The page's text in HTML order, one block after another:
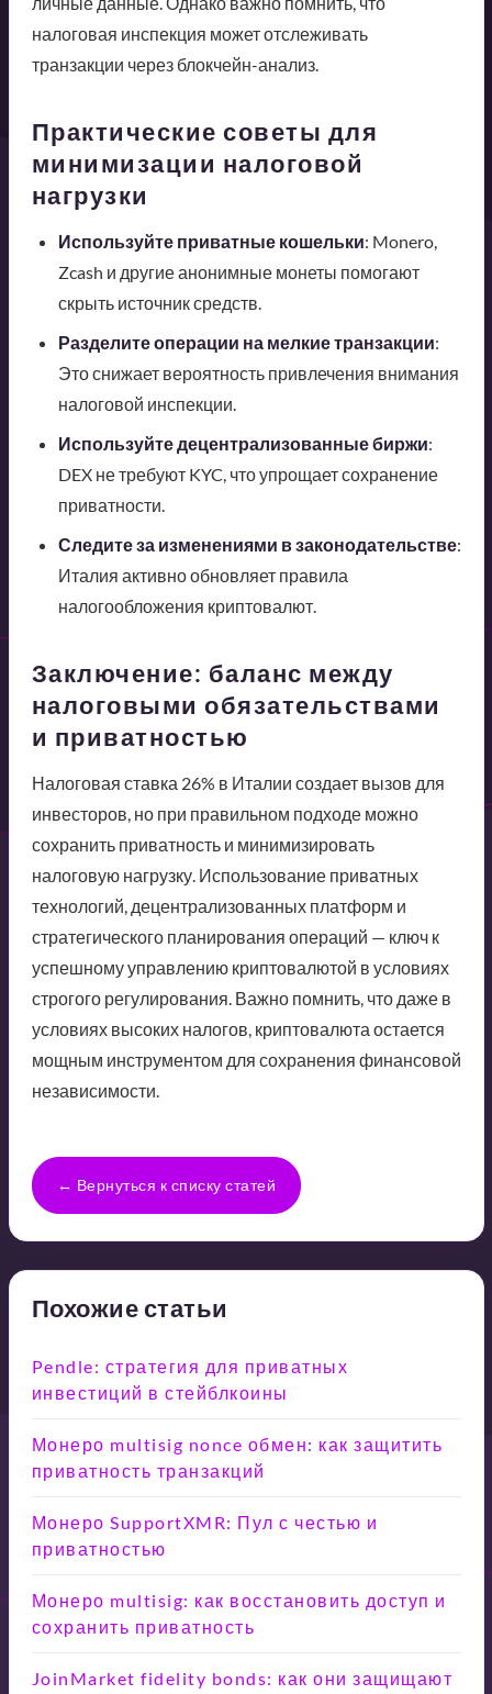
налоговая инспекция может отслеживать
транзакции через блокчейн-анализ.
Практические советы для
минимизации налоговой
нагрузки
Используйте приватные кошельки: Monero,
Zcash и другие анонимные монеты помогают
скрыть источник средств.
Разделите операции на мелкие транзакции:
Это снижает вероятность привлечения внимания
налоговой инспекции.
Используйте децентрализованные биржи:
DEX не требуют KYC, что упрощает сохранение
приватности.
Следите за изменениями в законодательстве:
Италия активно обновляет правила
налогообложения криптовалют.
Заключение: баланс между
налоговыми обязательствами
и приватностью
Налоговая ставка 26% в Италии создает вызов для
инвесторов, но при правильном подходе можно
сохранить приватность и минимизировать
налоговую нагрузку. Использование приватных
технологий, децентрализованных платформ и
стратегического планирования операций — ключ к
успешному управлению криптовалютой в условиях
строгого регулирования. Важно помнить, что даже в
условиях высоких налогов, криптовалюта остается
мощным инструментом для сохранения финансовой
независимости.
← Вернуться к списку статей
Похожие статьи
Pendle: стратегия для приватных
инвестиций в стейблкоины
Монеро multisig nonce обмен: как защитить
приватность транзакций
Монеро SupportXMR: Пул с честью и
приватностью
Монеро multisig: как восстановить доступ и
сохранить приватность
JoinMarket fidelity bonds: как они защищают